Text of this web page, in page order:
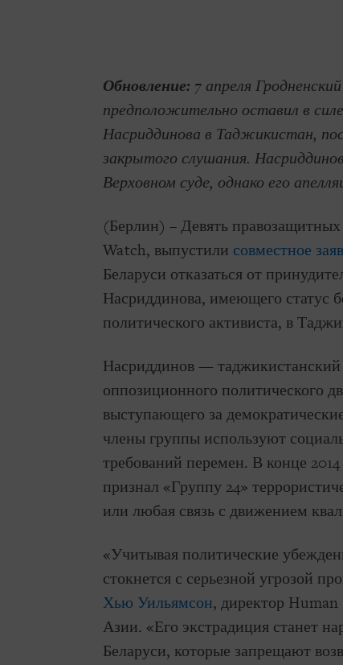
Обновление: 7 апреля
предположительно оставил в
Насриддинова в Таджикистан,
закрытого слушания.
Верховном суде, однако его
(Берлин) – Девять
Watch, выпустили совместное
Беларуси отказаться от
Насриддинова, имеющего статус
политического активиста, в
Насриддинов —
оппозиционного политического
выступающего за
члены группы используют
требований перемен. В конце
признал «Группу 24»
или любая связь с движением
«Учитывая политические
стокнется с серьезной угрозой
Хью Уильямсон, директор
Азии. «Его экстрадиция станет
Беларуси, которые запрещают